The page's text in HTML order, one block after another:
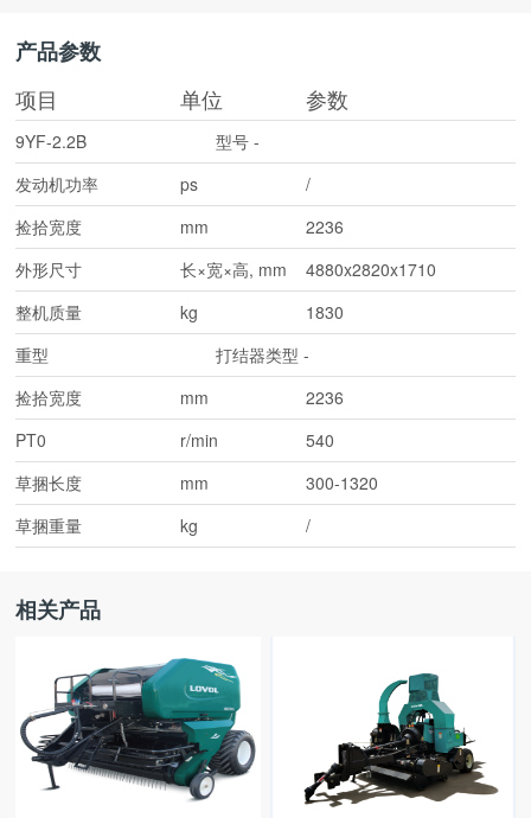
产品参数
项目
单位 参数
型号 -
9YF-2.2B
发动机功率
ps
/
捡拾宽度
mm
2236
外形尺寸
长×宽×高, mm
4880x2820x1710
整机质量
kg
1830
打结器类型 -
重型
捡拾宽度
mm
2236
PT0
r/min
540
草捆长度
mm
300-1320
草捆重量
kg /
相关产品